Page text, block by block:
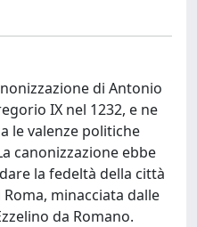
di Antonio
IX nel 1232, e ne
le valenze politiche
canonizzazione ebbe
la fedeltà della città
minacciata dalle
da Romano.